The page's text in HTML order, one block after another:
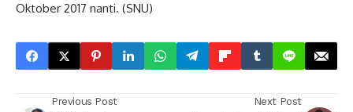
Oktober 2017 nanti. (SNU)
Previous Post Next Post